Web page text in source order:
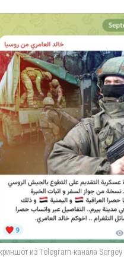
из Telegram-канала